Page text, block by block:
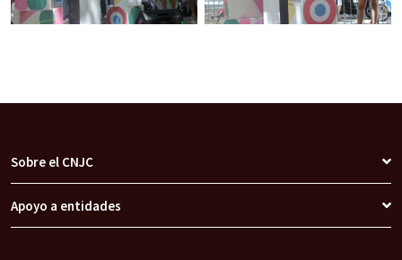
Sobre el CNJC
Apoyo a entidades